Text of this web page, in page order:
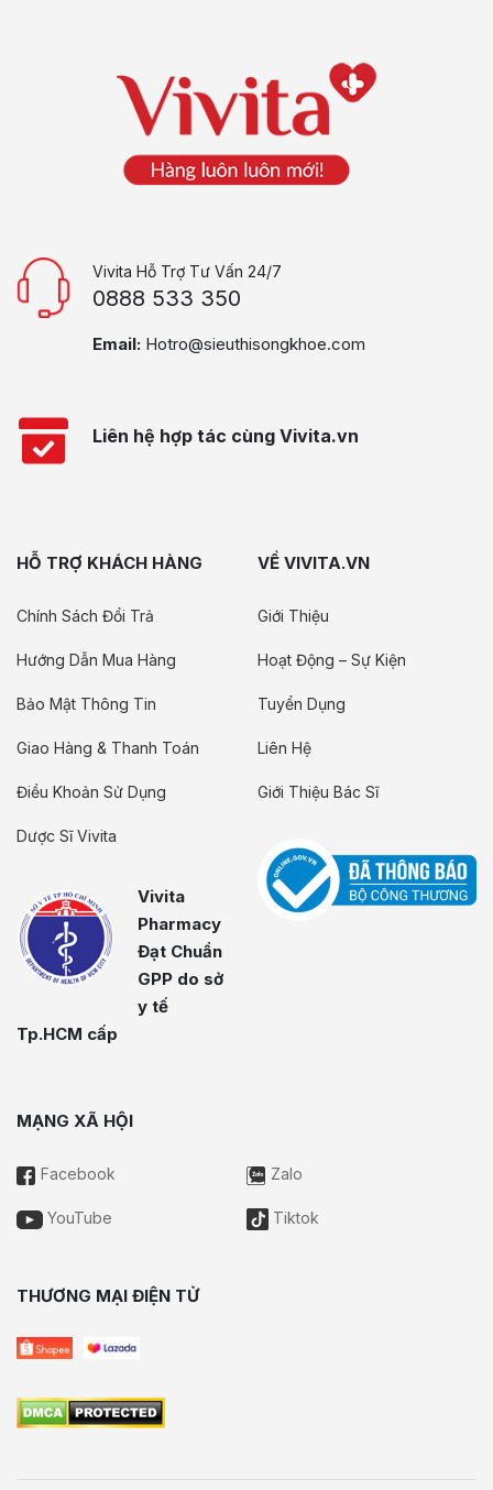
Vivita Hỗ Trợ Tư Vấn 24/7
0888 533 350
Email: Hotro@sieuthisongkhoe.com
Liên hệ hợp tác cùng Vivita.vn
HỖ TRỢ KHÁCH HÀNG
Chính Sách Đổi Trả
Hướng Dẫn Mua Hàng
Bảo Mật Thông Tin
Giao Hàng & Thanh Toán
Điều Khoản Sử Dụng
Dược Sĩ Vivita
Vivita
Pharmacy
Đạt Chuẩn
GPP do sở
y tế
Tp.HCM cấp
VỀ VIVITA.VN
Giới Thiệu
Hoạt Động – Sự Kiện
Tuyển Dụng
Liên Hệ
Giới Thiệu Bác Sĩ
MẠNG XÃ HỘI
Facebook Zalo
YouTube Tiktok
THƯƠNG MẠI ĐIỆN TỬ